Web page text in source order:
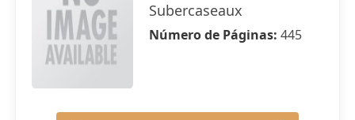
Subercaseaux
Número de Páginas: 445